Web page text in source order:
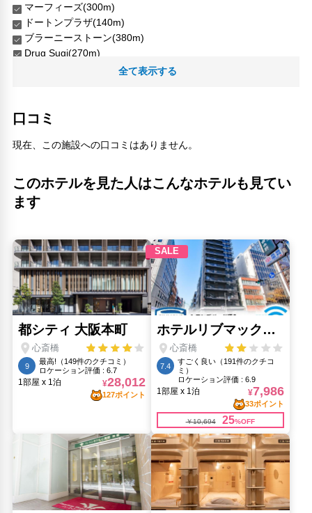
マーフィーズ(300m)
ドートンプラザ(140m)
ブラーニーストーン(380m)
Drug Sugi(270m)
原田クリニック(170m)
周防町ヨーロッパ通り(410m)
国立文楽劇場(380m)
大阪 忍者屋敷 駿河流(390m)
太左衛門橋(420m)
川端内科クリニック(450m)
心斎橋筋商店街アーケード(560m)
トンボリベースカフェ＆情報(500m)
法案寺 南坊(130m)
玉製家(430m)
相合橋(350m)
ドンキホーテ観覧車(460m)
近鉄日本橋駅(430m)
ドン キホーテ 道頓堀店(460m)
大阪城公園(2.46km)
大阪城天守閣(3.05km)
大阪水族館 海遊館(7.4km)
心斎橋筋(860m)
梅田スカイビル 空中庭園展望台(4.14km)
全て表示する
口コミ
現在、この施設への口コミはありません。
このホテルを見た人はこんなホテルも見てい
ます